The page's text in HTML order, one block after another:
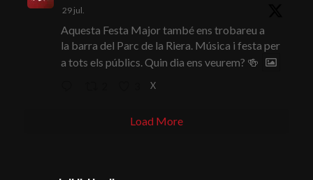
29 jul.
Aquesta Festa Major també ens trobareu a
la barra del Parc de la Riera. Música i festa per
a tots els públics. Quin dia ens veurem? 🍻
X
Load More